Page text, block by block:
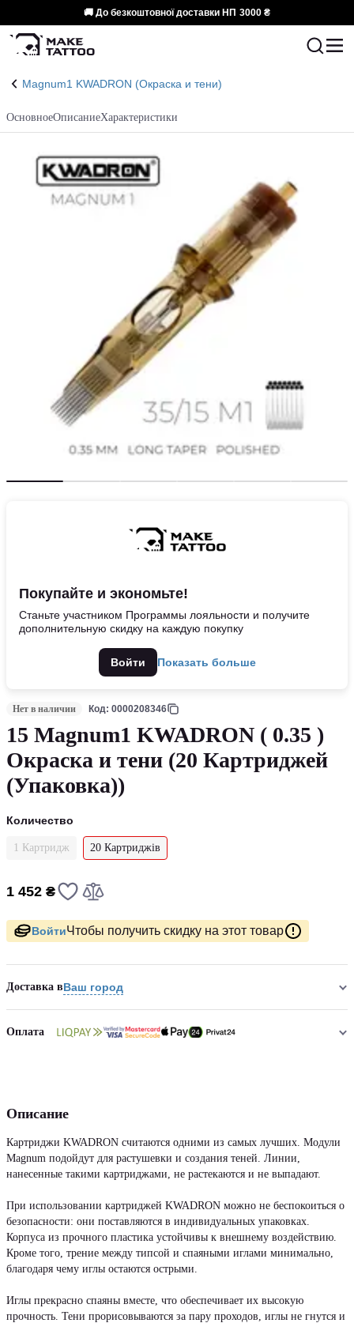
🚚 До безкоштовної доставки НП 3000 ₴
Magnum1 KWADRON (Окраска и тени)
ОсновноеОписаниеХарактеристики
Покупайте и экономьте!
Станьте участником Программы лояльности и получите
дополнительную скидку на каждую покупку
Войти Показать больше
Нет в наличии Код: 0000208346
15 Magnum1 KWADRON ( 0.35 )
Окраска и тени (20 Картриджей
(Упаковка))
Количество
1 Картридж 20 Картриджів
1 452 ₴
ВойтиЧтобы получить скидку на этот товар
Доставка вВаш город
Оплата
Описание
Картриджи KWADRON считаются одними из самых лучших. Модули
Magnum подойдут для растушевки и создания теней. Линии,
нанесенные такими картриджами, не растекаются и не выпадают.
При использовании картриджей KWADRON можно не беспокоиться о
безопасности: они поставляются в индивидуальных упаковках.
Корпуса из прочного пластика устойчивы к внешнему воздействию.
Кроме того, трение между типсой и спаяными иглами минимально,
благодаря чему иглы остаются острыми.
Иглы прекрасно спаяны вместе, что обеспечивает их высокую
прочность. Тени прорисовываются за пару проходов, иглы не гнутся и